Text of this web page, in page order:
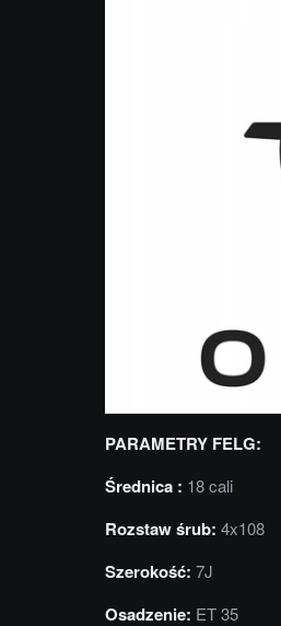
PARAMETRY FELG:
Średnica : 18 cali
Rozstaw śrub: 4x108
Szerokość: 7J
Osadzenie: ET 35